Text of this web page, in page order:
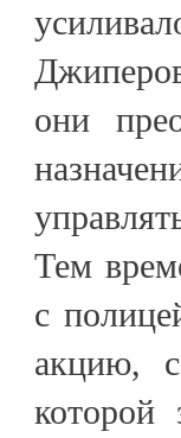
они
Тем
с
акцию,
которой